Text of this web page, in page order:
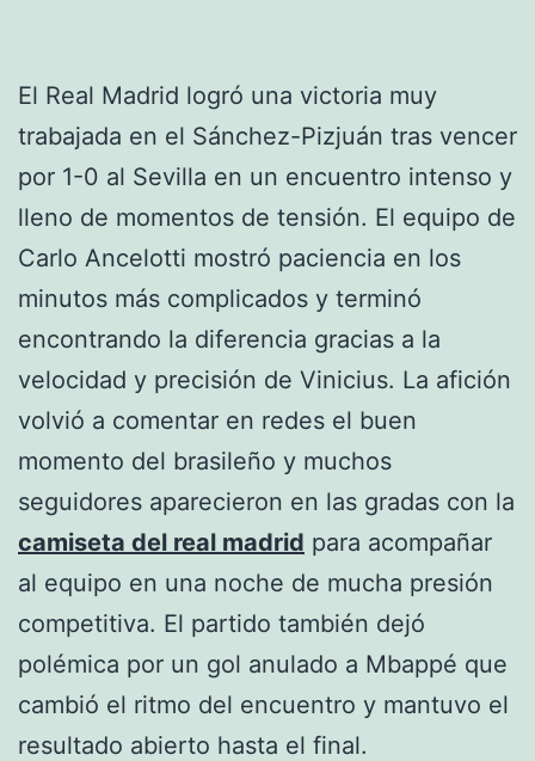
El Real Madrid logró una victoria muy
trabajada en el Sánchez-Pizjuán tras vencer
por 1-0 al Sevilla en un encuentro intenso y
lleno de momentos de tensión. El equipo de
Carlo Ancelotti mostró paciencia en los
minutos más complicados y terminó
encontrando la diferencia gracias a la
velocidad y precisión de Vinicius. La afición
volvió a comentar en redes el buen
momento del brasileño y muchos
seguidores aparecieron en las gradas con la
camiseta del real madrid para acompañar
al equipo en una noche de mucha presión
competitiva. El partido también dejó
polémica por un gol anulado a Mbappé que
cambió el ritmo del encuentro y mantuvo el
resultado abierto hasta el final.